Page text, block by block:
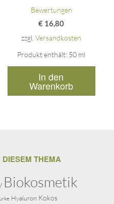
Bewertungen
€ 16,80
zzgl.Versandkosten
Produkt enthält: 50 ml
In den
Warenkorb
THEMA
Biokosmetik
Hyaluron Kokos